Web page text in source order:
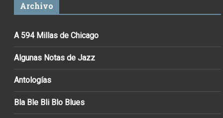
Archivo
A 594 Millas de Chicago
Algunas Notas de Jazz
Antologías
Bla Ble Bli Blo Blues